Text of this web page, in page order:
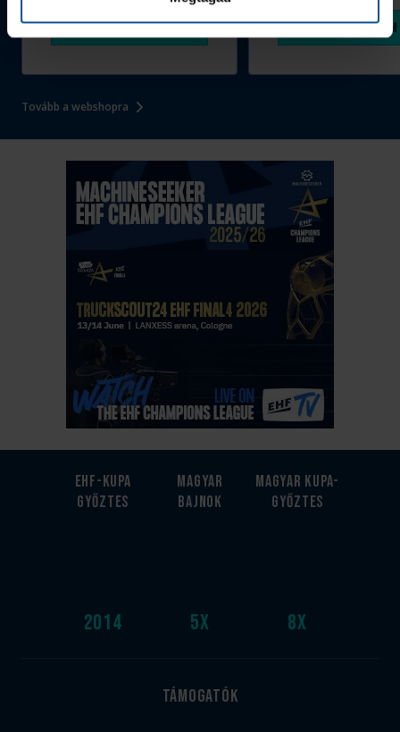
Tovább a webshopra
Megvásárolom Megvásárolom
EHF-Kupa
győztes
2014
Magyar
bajnok
5x
Magyar kupa-
győztes
8x
Támogatók